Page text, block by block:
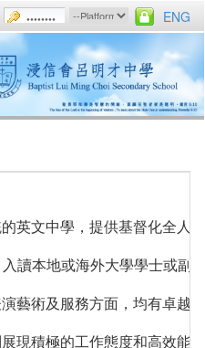
ENG
英文中學，提供基督化全人
讀本地或海外大學學士或副
藝術及服務方面，均有卓越
現積極的工作態度和高效能